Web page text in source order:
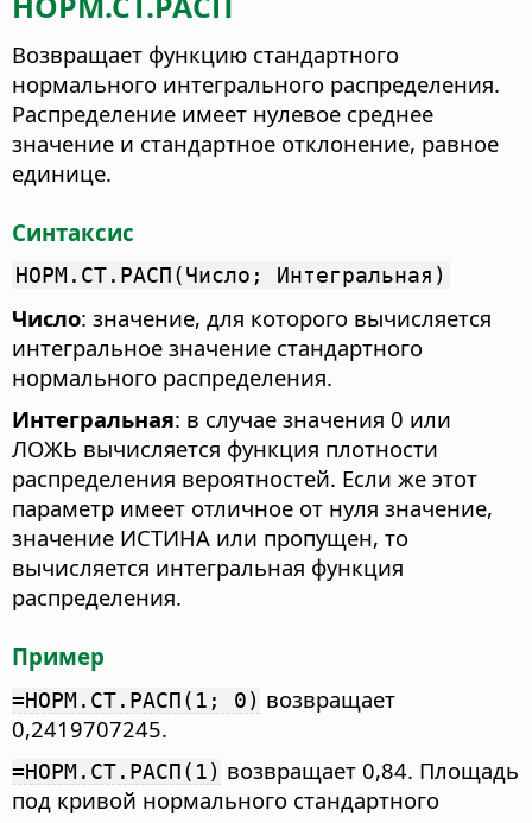
Возвращает функцию стандартного
нормального интегрального распределения.
Распределение имеет нулевое среднее
значение и стандартное отклонение, равное
единице.
Синтаксис
НОРМ.СТ.РАСП(Число; Интегральная)
Число: значение, для которого вычисляется
интегральное значение стандартного
нормального распределения.
Интегральная: в случае значения 0 или
ЛОЖЬ вычисляется функция плотности
распределения вероятностей. Если же этот
параметр имеет отличное от нуля значение,
значение ИСТИНА или пропущен, то
вычисляется интегральная функция
распределения.
Пример
=НОРМ.СТ.РАСП(1; 0) возвращает
0,2419707245.
=НОРМ.СТ.РАСП(1) возвращает 0,84. Площадь
под кривой нормального стандартного